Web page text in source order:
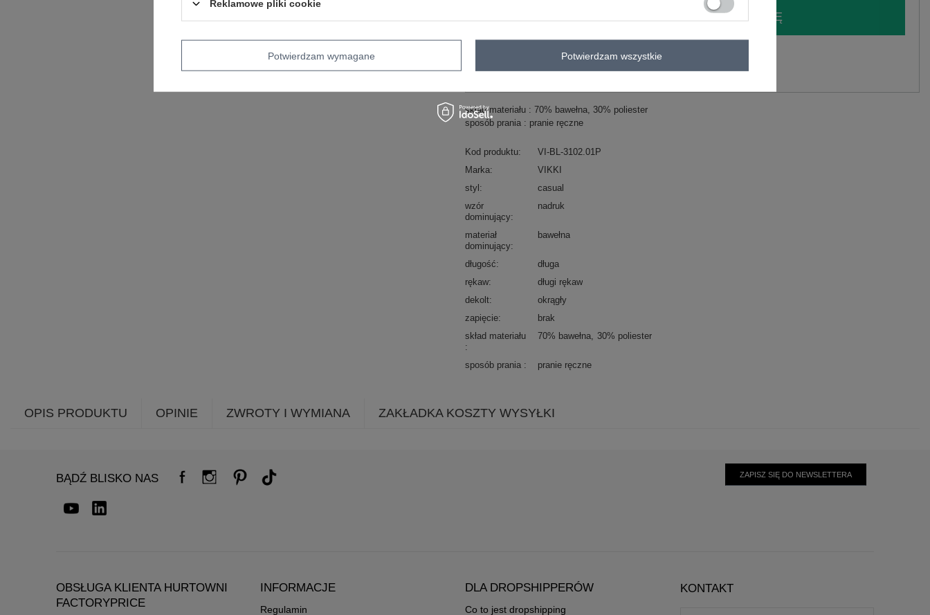
ZALOGUJ SIĘ I ZOBACZ CENĘ
Masz pytanie? Chętnie pomożemy.
Zadzwoń+48 601 547 740 Zadaj pytanie
skład materiału : 70% bawełna, 30% poliester
sposób prania : pranie ręczne
Kod produktu
VI-BL-3102.01P
Marka
VIKKI
styl
casual
wzór
dominujący
nadruk
materiał
dominujący
bawełna
długość
długa
rękaw
długi rękaw
dekolt
okrągły
zapięcie
brak
skład materiału
70% bawełna 30% poliester
sposób prania pranie ręczne
OPIS PRODUKTU OPINIE ZWROTY I WYMIANA ZAKŁADKA KOSZTY WYSYŁKI
BĄDŹ BLISKO NAS ZAPISZ SIĘ DO NEWSLETTERA
OBSŁUGA KLIENTA HURTOWNI
FACTORYPRICE
INFORMACJE
Regulamin
DLA DROPSHIPPERÓW
Co to jest dropshipping
KONTAKT
Reklamowe pliki cookie
Potwierdzam wymagane Potwierdzam wszystkie